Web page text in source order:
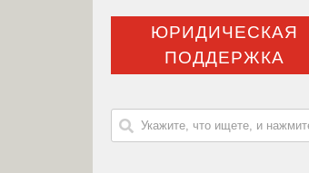
ЮРИДИЧЕСКАЯ
ПОДДЕРЖКА